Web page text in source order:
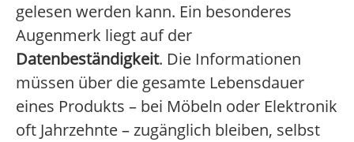
gelesen werden kann. Ein besonderes
Augenmerk liegt auf der
Datenbeständigkeit. Die Informationen
müssen über die gesamte Lebensdauer
eines Produkts – bei Möbeln oder Elektronik
oft Jahrzehnte – zugänglich bleiben, selbst